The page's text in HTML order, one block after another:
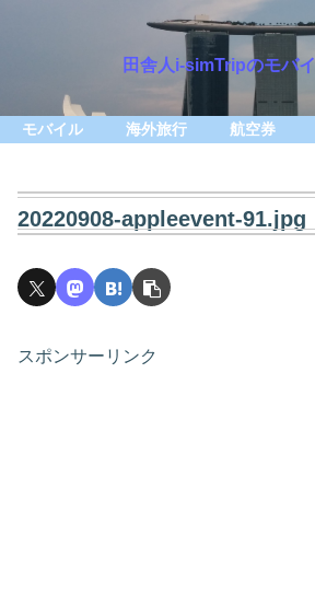
田舎人i-simTripのモバ
モバイル 海外旅行 航空券
20220908-appleevent-91.jpg
スポンサーリンク